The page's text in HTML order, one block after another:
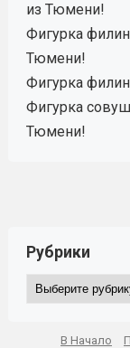
из Тюмени!
Фигурка
Тюмени!
Фигурка
Фигурка
Тюмени!
Рубрики
Рубрики
В Начало